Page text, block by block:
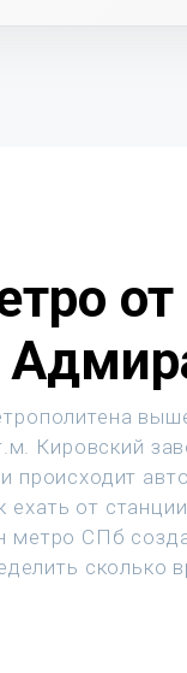
от
Кировский
происходит
от
метро СПб
сколько